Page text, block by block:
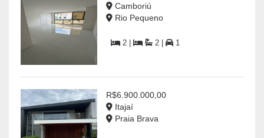
Camboriú
Rio Pequeno
2 | 2 | 1
R$6.900.000,00
Itajaí
Praia Brava